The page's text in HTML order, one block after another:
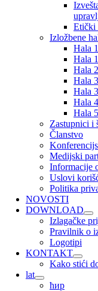
Etički
Izložbene
Hala 1
Hala
Hala 2
Hala 3
Hala
Hala 4
Hala 5
Zastupnici i
Članstvo
Medijski
Informacije
Uslovi
Politika
NOVOSTI
DOWNLOAD
Izlagačke
Pravilnik o
Logotipi
KONTAKT
Kako stići
lat
ћир